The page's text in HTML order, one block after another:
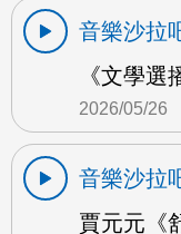
音樂沙拉
《文學
2026/05/26
音樂沙拉
賈元元《